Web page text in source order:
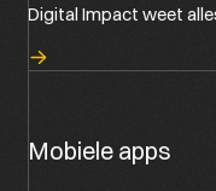
Digital Impact weet
Mobiele apps